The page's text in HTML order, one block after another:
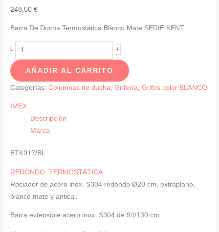
248,50€
Barra De Ducha Termostática Blanco Mate SERIE KENT
-
Barra
De
Ducha
Termostática
Mate
SERIE
KENT
+
AÑADIR AL CARRITO
Categorías:Columnas de ducha ,Grifería ,Grifos color BLANCO
IMEX
Descripción
Marca
BTK017/BL
REDONDO ,TERMOSTÁTICA
Rociador de acero inox. S304 redondo Ø20 cm, extraplano,
blanco mate y antical.
Barra extensible acero inox. S304 de 94/130 cm